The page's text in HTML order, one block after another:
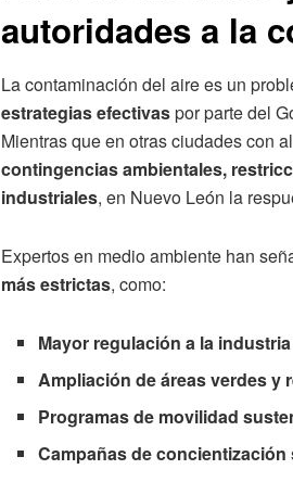
autoridades a la
La contaminación del aire es un
estrategias efectivaspor parte del
Mientras que en otras ciudades con
contingencias ambientales,
industriales, en Nuevo León la
Expertos en medio ambiente han
más estrictas, como:
Mayor regulación a la
Ampliación de áreas verdes
Programas de movilidad
Campañas de